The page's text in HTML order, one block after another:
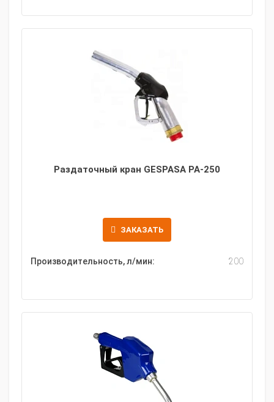
Раздаточный кран GESPASA PA-250
ЗАКАЗАТЬ
Производительность, л/мин: 200